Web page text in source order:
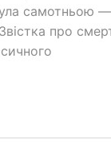
самотньою —
про